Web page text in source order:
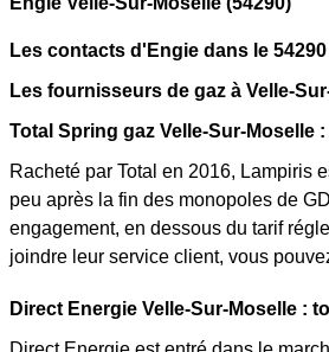
Les contacts d'Engie dans le 54290
Les fournisseurs de gaz à Velle-
Total Spring gaz Velle-Sur-Moselle
Racheté par Total en 2016, Lampiris
peu après la fin des monopoles de
engagement, en dessous du tarif
joindre leur service client, vous
Direct Energie Velle-Sur-Moselle :